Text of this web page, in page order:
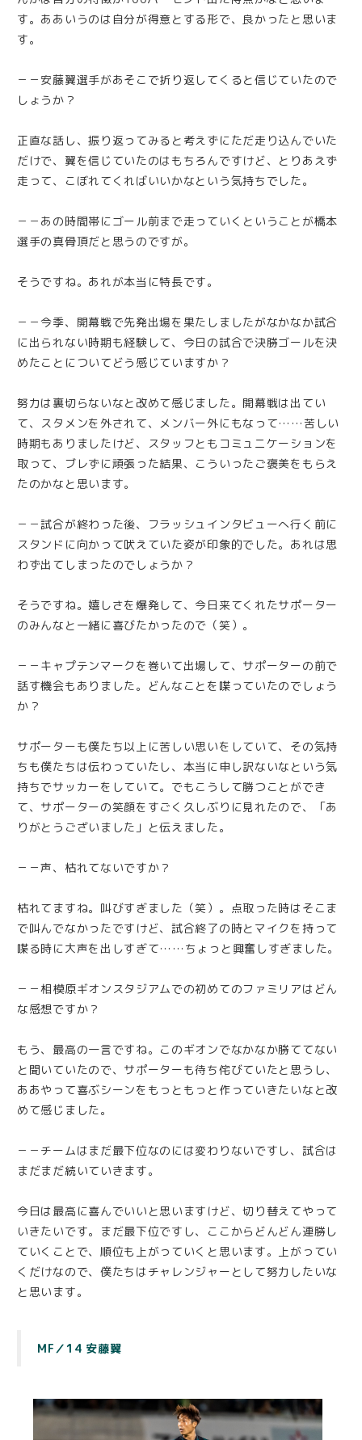
す。ああいうのは自分が得意とする形で、良かったと思いま
す。
－－安藤翼選手があそこで折り返してくると信じていたので
しょうか？
正直な話し、振り返ってみると考えずにただ走り込んでいた
だけで、翼を信じていたのはもちろんですけど、とりあえず
走って、こぼれてくればいいかなという気持ちでした。
－－あの時間帯にゴール前まで走っていくということが橋本
選手の真骨頂だと思うのですが。
そうですね。あれが本当に特長です。
－－今季、開幕戦で先発出場を果たしましたがなかなか試合
に出られない時期も経験して、今日の試合で決勝ゴールを決
めたことについてどう感じていますか？
努力は裏切らないなと改めて感じました。開幕戦は出てい
て、スタメンを外されて、メンバー外にもなって……苦しい
時期もありましたけど、スタッフともコミュニケーションを
取って、ブレずに頑張った結果、こういったご褒美をもらえ
たのかなと思います。
－－試合が終わった後、フラッシュインタビューへ行く前に
スタンドに向かって吠えていた姿が印象的でした。あれは思
わず出てしまったのでしょうか？
そうですね。嬉しさを爆発して、今日来てくれたサポーター
のみんなと一緒に喜びたかったので（笑）。
－－キャプテンマークを巻いて出場して、サポーターの前で
話す機会もありました。どんなことを喋っていたのでしょう
か？
サポーターも僕たち以上に苦しい思いをしていて、その気持
ちも僕たちは伝わっていたし、本当に申し訳ないなという気
持ちでサッカーをしていて。でもこうして勝つことができ
て、サポーターの笑顔をすごく久しぶりに見れたので、「あ
りがとうございました」と伝えました。
－－声、枯れてないですか？
枯れてますね。叫びすぎました（笑）。点取った時はそこま
で叫んでなかったですけど、試合終了の時とマイクを持って
喋る時に大声を出しすぎて……ちょっと興奮しすぎました。
－－相模原ギオンスタジアムでの初めてのファミリアはどん
な感想ですか？
もう、最高の一言ですね。このギオンでなかなか勝ててない
と聞いていたので、サポーターも待ち侘びていたと思うし、
ああやって喜ぶシーンをもっともっと作っていきたいなと改
めて感じました。
－－チームはまだ最下位なのには変わりないですし、試合は
まだまだ続いていきます。
今日は最高に喜んでいいと思いますけど、切り替えてやって
いきたいです。まだ最下位ですし、ここからどんどん連勝し
ていくことで、順位も上がっていくと思います。上がってい
くだけなので、僕たちはチャレンジャーとして努力したいな
と思います。
MF／14 安藤翼